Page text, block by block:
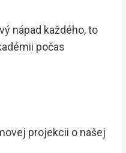
nápad každého, to
počas
projekcii o našej